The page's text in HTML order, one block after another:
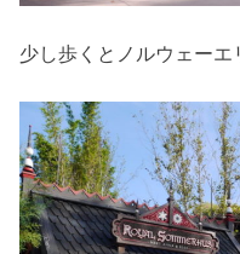
少し歩くとノルウェーエ